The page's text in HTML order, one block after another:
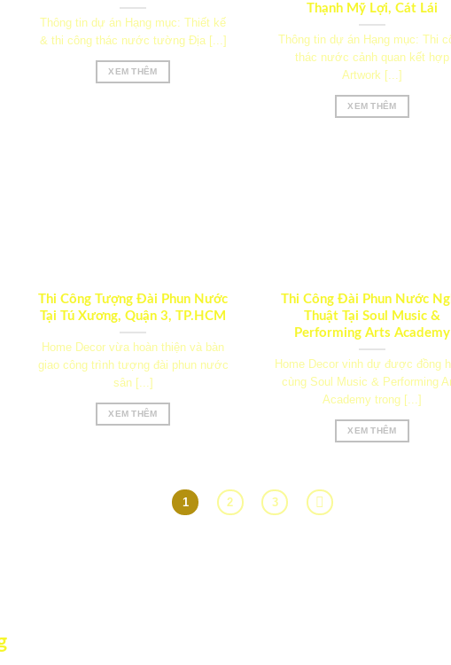
Thông tin dự án Hạng mục: Thiết kế
& thi công thác nước tường Địa [...]
XEM THÊM
Thạnh Mỹ Lợi, Cát Lái
Thông tin dự án Hạng mục: Thi
thác nước cảnh quan kết hợp
Artwork [...]
XEM THÊM
Thi Công Tượng Đài Phun Nước
Tại Tú Xương, Quận 3, TP.HCM
Home Decor vừa hoàn thiện và bàn
giao công trình tượng đài phun nước
sân [...]
XEM THÊM
Thi Công Đài Phun Nước
Thuật Tại Soul Music &
Performing Arts Academy
Home Decor vinh dự được đồng
cùng Soul Music & Performing
Academy trong [...]
XEM THÊM
1 2 3